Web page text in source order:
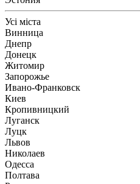
Усі міста
Винница
Днепр
Донецк
Житомир
Запорожье
Ивано-Франковск
Киев
Кропивницкий
Луганск
Луцк
Львов
Николаев
Одесса
Полтава